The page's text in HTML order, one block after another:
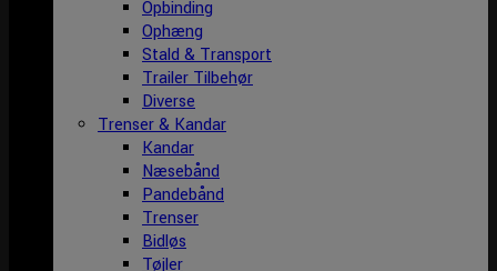
Opbinding
Ophæng
Stald & Transport
Trailer Tilbehør
Diverse
Trenser & Kandar
Kandar
Næsebånd
Pandebånd
Trenser
Bidløs
Tøjler